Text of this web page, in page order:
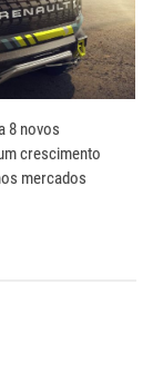
8 novos
crescimento
mercados